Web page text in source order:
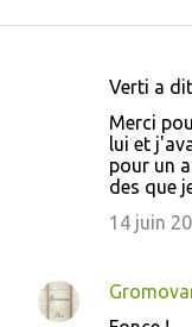
t
Verti a
Merci
lui et
pour un
des que
14 juin